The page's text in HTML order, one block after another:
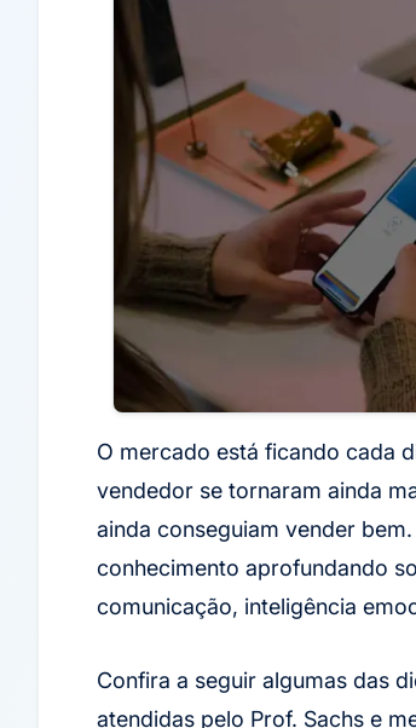
O mercado está ficando cada
vendedor se tornaram ainda
ainda conseguiam vender
conhecimento aprofundando
comunicação, inteligência
Confira a seguir algumas das
atendidas pelo Prof. Sachs e